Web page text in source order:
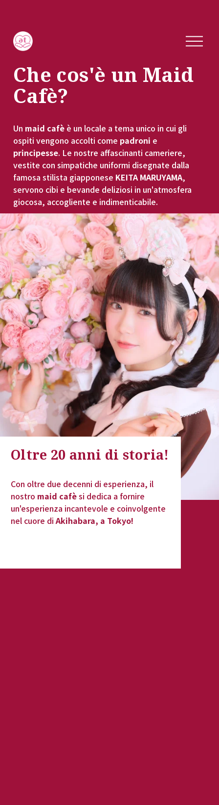
M
e
Che cos'è un Maid
Cafè?
Un maid cafè è un locale a tema unico in cui gli
ospiti vengono accolti come padroni
principesse. Le nostre affascinanti cameriere,
vestite con simpatiche uniformi disegnate dalla
famosa stilista giapponese KEITA MARUYAMA,
servono cibi e bevande deliziosi in un'atmosfera
giocosa, accogliente e indimenticabile.
Oltre 20 anni di storia!
Con oltre due decenni di esperienza, il
nostro maid cafè si dedica a fornire
un'esperienza incantevole e coinvolgente
nel cuore di Akihabara, a Tokyo!